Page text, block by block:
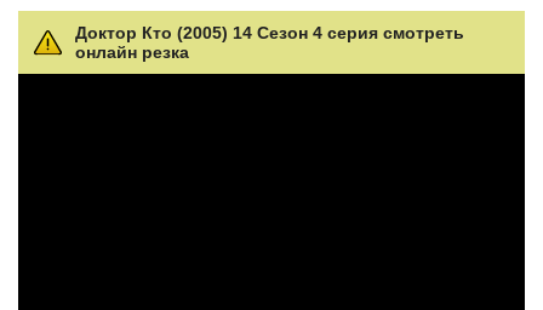
Доктор Кто (2005) 14 Сезон 4 серия смотреть
онлайн резка